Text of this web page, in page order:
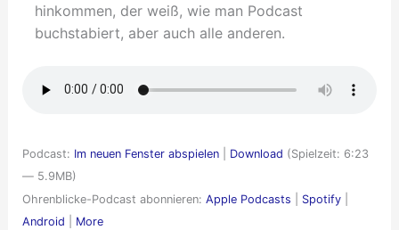
hinkommen, der weiß, wie man Podcast
buchstabiert, aber auch alle anderen.
Podcast: Im neuen Fenster abspielen| Download (Spielzeit: 6:23
— 5.9MB)
Ohrenblicke-Podcast abonnieren: Apple Podcasts Spotify|
Android
More